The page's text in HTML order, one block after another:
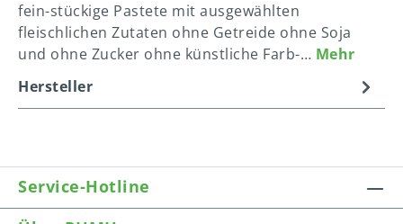
fein-stückige Pastete mit ausgewählten
fleischlichen Zutaten ohne Getreide ohne Soja
und ohne Zucker ohne künstliche Farb-… Mehr
Hersteller
Service-Hotline